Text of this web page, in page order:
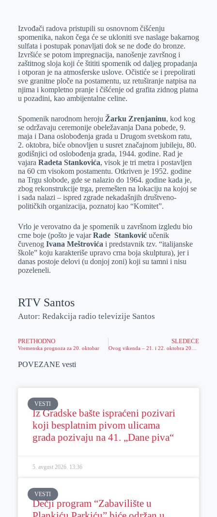
Izvođači radova pristupili su osnovnom čišćenju
spomenika, nakon čega će se ukloniti sve naslage bakarnog
sulfata i postupak ponavljati dok se ne dođe do bronze.
Izvršiće se potom impregnacija, nanošenje završnog i
zaštitnog sloja koji će štititi spomenik od daljeg propadanja
i otporan je na atmosferske uslove. Očistiće se i prepolirati
sve granitne ploče na postamentu, uz retuširanje natpisa na
njima i kompletno pranje i čišćenje od grafita zidnog platna
u pozadini, kao ambijentalne celine.
Spomenik narodnom heroju Žarku Zrenjaninu, kod kog
se održavaju ceremonije obeležavanja Dana pobede, 9.
maja i Dana oslobođenja grada u Drugom svetskom ratu,
2. oktobra, biće obnovljen u susret značajnom jubileju, 80.
godišnjici od oslobođenja grada, 1944. godine. Rad je
vajara Radeta Stankovića, visok je tri metra i postavljen
na 60 cm visokom postamentu. Otkriven je 1952. godine
na Trgu slobode, gde se nalazio do 1964. godine kada je,
zbog rekonstrukcije trga, premešten na lokaciju na kojoj se
i sada nalazi – ispred zgrade nekadašnjih društveno-
političkih organizacija, poznatoj kao “Komitet”.
Vrlo je verovatno da je spomenik u završnom izgledu bio
crne boje (pošto je vajarRade Stankovićučenik
čuvenog Ivana Meštrovića i predstavnik tzv. “italijanske
škole” koju karakteriše upravo crna boja skulptura), jer i
danas postoje delovi (u donjoj zoni) koji su tamni i nisu
pozeleneli.
RTV Santos
Autor: Redakcija radio televizije Santos
PRETHODNO
Vremenska prognoza za 20. oktobar
SLEDEĆE
POVEZANE vesti
VESTI
Iz Gradske bašte ispraćeni pozivari
koji besplatnim pivom ulicama
grada pozivaju na 41. „Dane piva“
5. avgust 2026. 13:36
VESTI
Dečji program “Zabavilište u